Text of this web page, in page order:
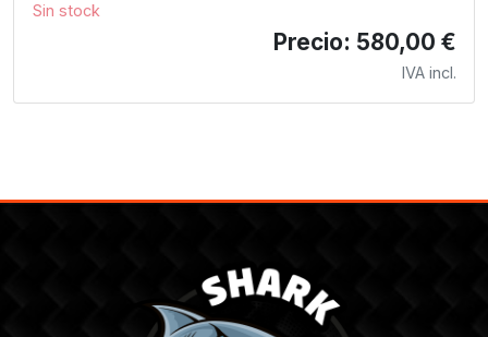
Sin stock
Precio: 580,00 €
IVA incl.